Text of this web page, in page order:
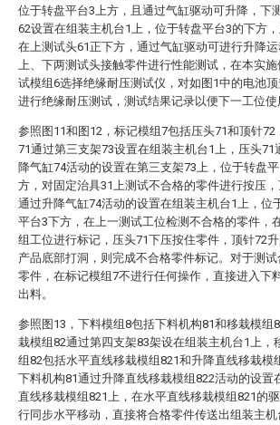
位于转盘平台3上方，且通过气缸驱动可升降，下
62设置在组装主机台1上，位于转盘平台3的下方
在上测试头61正下方，通过气缸驱动可进行升降运
上、下两测试头接触零件进行性能测试，在本实施
试模组6选择绝缘耐压测试仪，对如图1中的电池
进行绝缘耐压测试，测试结果记录以便下一工位使
参照图11和图12，标记模组7包括压头71和顶针72
71通过第三支架73设置在组装主机台1上，压头71
降气缸74活动的设置在第三支架73上，位于转盘
方，对固定治具31上测试不合格的零件进行按压
通过升降气缸74活动的设置在组装主机台1上，位
平台3下方，在上一测试工位检测不合格的零件，
组工位进行标记，压头71下压按住零件，顶针72升
产品底部打洞，则完成不合格零件标记。对于测试
零件，在标记模组7不进行任何操作，直接进入下
出料。
参照图13，下料模组8包括下料机构81和移栽模组
栽模组82通过第四支架83架设在组装主机台1上，
组82包括水平直线移栽模组821和升降直线移栽模
下料机构81通过升降直线移栽模组822活动的设置
直线移栽模组821上，在水平直线移栽模组821的
行同步水平移动，直接将合格零件传送出组装主机